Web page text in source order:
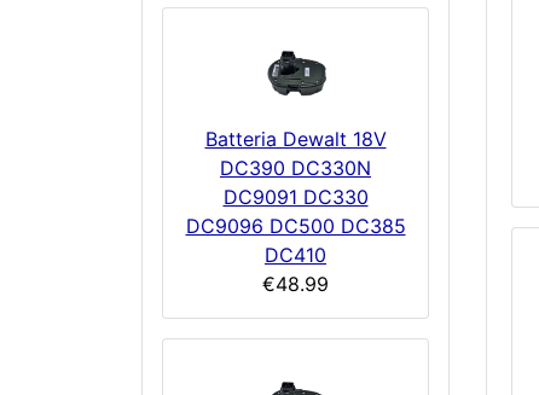
Batteria Dewalt 18V
DC390 DC330N
DC9091 DC330
DC9096 DC500 DC385
DC410
€48.99